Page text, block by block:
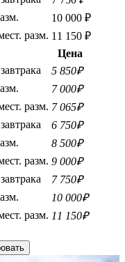
10 000 ₽
разм. 11 150 ₽
Цена
5 850₽
7 000₽
разм. 7 065₽
6 750₽
8 500₽
разм. 9 000₽
7 750₽
10 000₽
разм. 11 150₽